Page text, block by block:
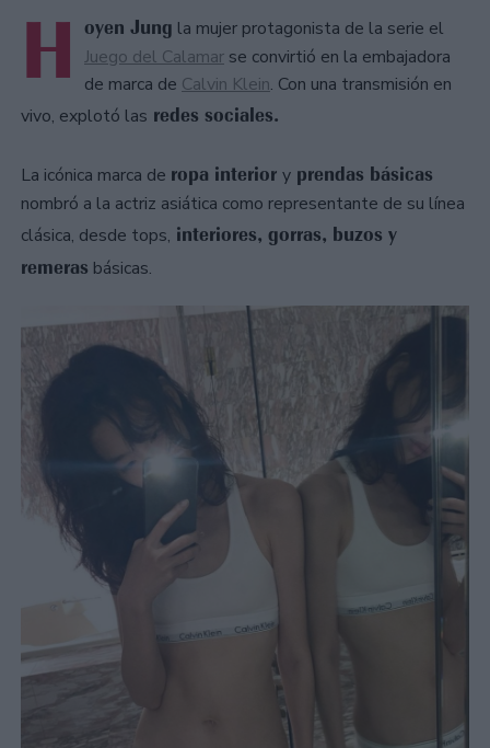
H oyen Jung la mujer protagonista de la serie el
Juego del Calamar se convirtió en la embajadora
de marca de Calvin Klein. Con una transmisión en
vivo, explotó las redes sociales.
La icónica marca de ropa interior y prendas básicas
nombró a la actriz asiática como representante de su línea
clásica, desde tops, interiores, gorras, buzos y
remeras básicas.